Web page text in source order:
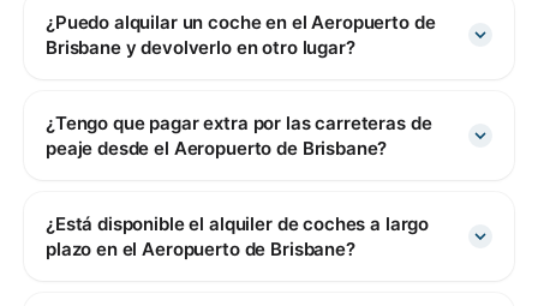
¿Puedo alquilar un coche en el Aeropuerto de
Brisbane y devolverlo en otro lugar?
¿Tengo que pagar extra por las carreteras de
peaje desde el Aeropuerto de Brisbane?
¿Está disponible el alquiler de coches a largo
plazo en el Aeropuerto de Brisbane?